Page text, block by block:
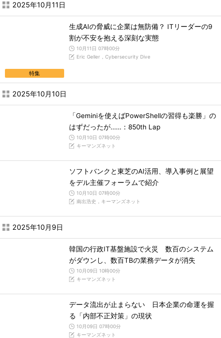
2025年10月11日
特集
生成AIの脅威に企業は無防備？ ITリーダーの9
割が不安を抱える深刻な実態
10月11日 07時00分
Eric Geller，Cybersecurity Dive
2025年10月10日
「Geminiを使えばPowerShellの習得も楽勝」の
はずだったが……：850th Lap
10月10日 07時00分
キーマンズネット
ソフトバンクと東芝のAI活用、導入事例と展望
をデル主催フォーラムで紹介
10月10日 07時00分
南出浩史，キーマンズネット
2025年10月9日
韓国の行政IT基盤施設で火災 数百のシステム
がダウンし、数百TBの業務データが消失
10月09日 10時00分
キーマンズネット
データ流出が止まらない 日本企業の命運を握
る「内部不正対策」の現状
10月09日 07時00分
キーマンズネット